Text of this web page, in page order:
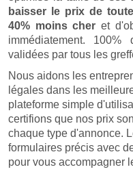
baisser le prix de
40% moins cher et
immédiatement.
validées par tous les
Nous aidons les
légales dans les
plateforme simple
certifions que nos prix
chaque type d'annonce.
formulaires précis avec
pour vous accompagner